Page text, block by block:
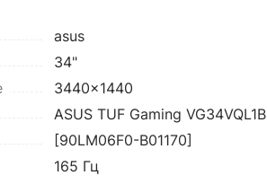
asus
34"
3440x1440
ASUS TUF Gaming VG34VQL1B
[90LM06F0-B01170]
165 Гц